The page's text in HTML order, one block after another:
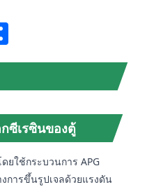
ซีเรซินของตู้
ยใช้กระบวนการ APG
การขึ้นรูปเจลด้วยแรงดัน